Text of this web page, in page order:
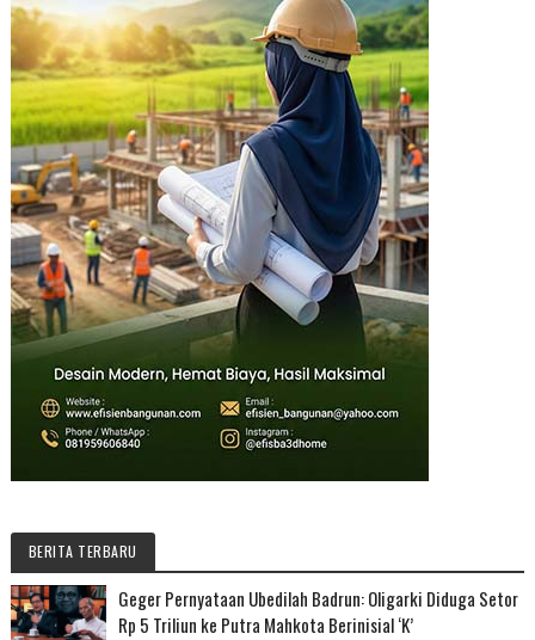
BERITA TERBARU
Geger Pernyataan Ubedilah Badrun: Oligarki Diduga Setor
Rp 5 Triliun ke Putra Mahkota Berinisial ‘K’